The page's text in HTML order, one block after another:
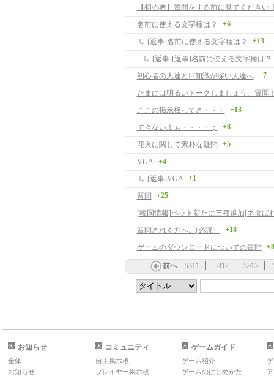
【初心者】質問をする前に見てください
名前に使える文字種は？
+6
[返事]名前に使える文字種は？ +13
[返事][返事]名前に使える文字種は？
初心者の人達とIT知識が深い人達へ
+7
たまには明るいトークしましょう、質問
ここの掲示板ってさ・・・
+13
できないよぉ・・・・； +8
花火に関して素朴な疑問 +5
VGA
+4
[返事]VGA
+1
質問 +25
[韓国情報]ペット新たに三種追加[ネタば
質問される方へ。(必読）
+18
ゲームのダウンロードについての質問 +8
前へ 5311 5312 5313
お知らせ
全体
お知らせ
コミュニティ
自由掲示板
プレイヤー掲示板
ゲームガイド
ゲーム紹介
ゲームのはじめかた